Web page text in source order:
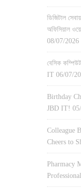
ডিজিটাল
অফিসিয়াল
08/07/2026
বেসিক
IT 06/07/
Birthday
JBD IT!
Colleague
Cheers to
Pharmacy